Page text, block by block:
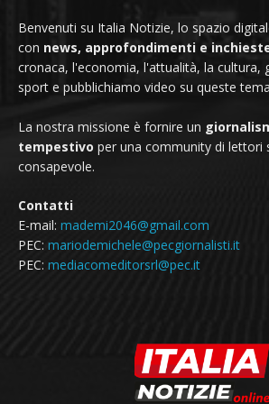
Benvenuti su Italia Notizie, lo spazio
con news, approfondimenti e
cronaca, l'economia, l'attualità, la cultura,
sport e pubblichiamo video su queste
La nostra missione è fornire un
tempestivo per una community di lettori
consapevole.
Contatti
E-mail: mademi2046@gmail.com
PEC: mariodemichele@pecgiornalisti.it
PEC: mediacomeditorsrl@pec.it